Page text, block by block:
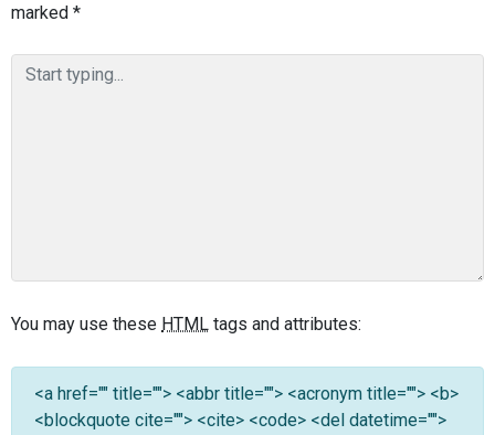
marked *
You may use these HTML tags and attributes:
<a href="" title=""> <abbr title=""> <acronym title=""> <b>
<blockquote cite=""> <cite> <code> <del datetime="">